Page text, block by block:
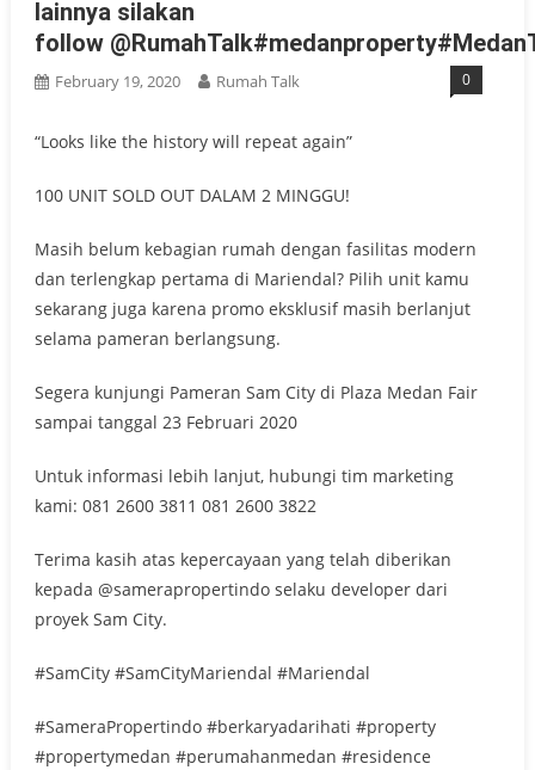
lainnya silakan
follow
February 19, 2020 Rumah Talk 0
“Looks like the history will repeat again”
100 UNIT SOLD OUT DALAM 2 MINGGU!
Masih belum kebagian rumah dengan fasilitas modern
dan terlengkap pertama di Mariendal? Pilih unit kamu
sekarang juga karena promo eksklusif masih berlanjut
selama pameran berlangsung.
Segera kunjungi Pameran Sam City di Plaza Medan Fair
sampai tanggal 23 Februari 2020
Untuk informasi lebih lanjut, hubungi tim marketing
kami: 081 2600 3811 081 2600 3822
Terima kasih atas kepercayaan yang telah diberikan
kepada @samerapropertindo selaku developer dari
proyek Sam City.
#SamCity #SamCityMariendal #Mariendal
#SameraPropertindo #berkaryadarihati #property
#propertymedan #perumahanmedan #residence